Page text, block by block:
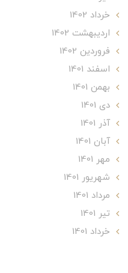
خرداد 1402
ارديبهشت 1402
فروردین 1402
اسفند 1401
بهمن 1401
دی 1401
آذر 1401
آبان 1401
مهر 1401
شهریور 1401
مرداد 1401
تير 1401
خرداد 1401